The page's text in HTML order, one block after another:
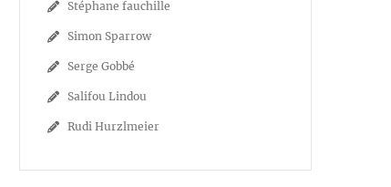
Stéphane fauchille
Simon Sparrow
Serge Gobbé
Salifou Lindou
Rudi Hurzlmeier